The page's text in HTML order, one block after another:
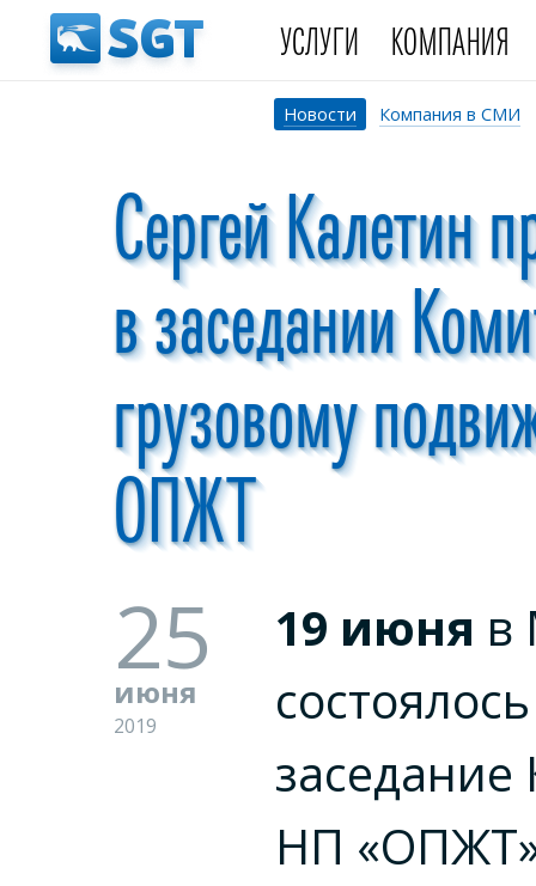
УСЛУГИ КОМПАНИЯ
Новости Компания в СМИ
Сергей Калетин
в заседании
грузовому
ОПЖТ
25
июня
2019
19 июня в
состоялось
заседание
НП